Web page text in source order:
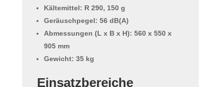
Kältemittel: R 290, 150 g
Geräuschpegel: 56 dB(A)
Abmessungen (L x B x H): 560 x 550 x
905 mm
Gewicht: 35 kg
Einsatzbereiche